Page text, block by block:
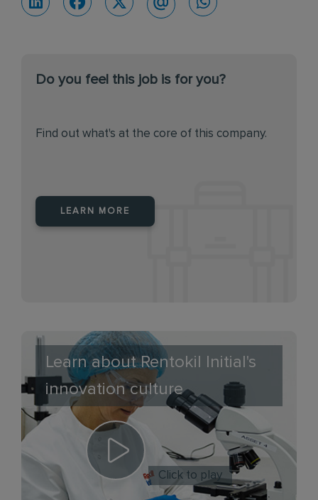
Do you feel this job is for you?
Find out what's at the core of this company.
LEARN MORE
Learn about Rentokil Initial's
innovation culture
Click to play